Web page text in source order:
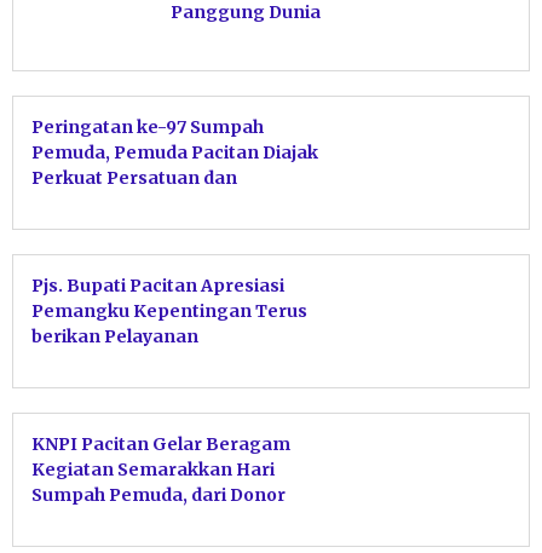
Panggung Dunia
Peringatan ke-97 Sumpah
Pemuda, Pemuda Pacitan Diajak
Perkuat Persatuan dan
Pjs. Bupati Pacitan Apresiasi
Pemangku Kepentingan Terus
berikan Pelayanan
KNPI Pacitan Gelar Beragam
Kegiatan Semarakkan Hari
Sumpah Pemuda, dari Donor